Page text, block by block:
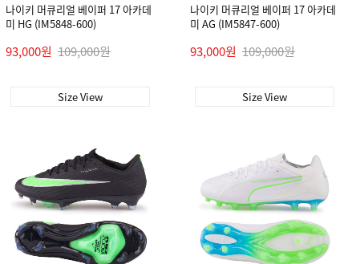
나이키 머큐리얼 베이퍼 17 아카데
미 HG (IM5848-600)
93,000원 109,000원
Size View
나이키 머큐리얼 베이퍼 17 아카데
미 AG (IM5847-600)
93,000원 109,000원
Size View